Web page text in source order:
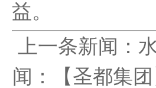
益。
上一条新闻：
闻：
【圣都集